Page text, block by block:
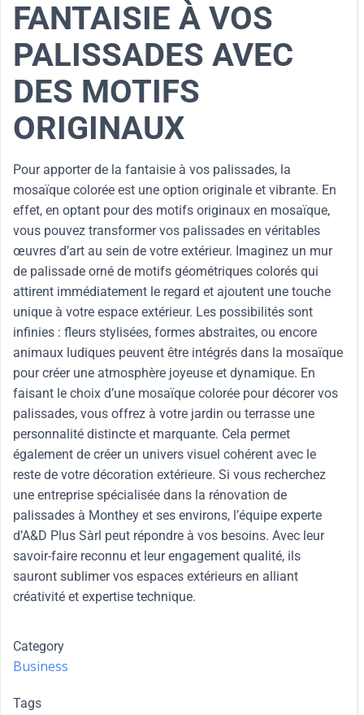
FANTAISIE À VOS
PALISSADES AVEC
DES MOTIFS
ORIGINAUX
Pour apporter de la fantaisie à vos palissades, la
mosaïque colorée est une option originale et vibrante. En
effet, en optant pour des motifs originaux en mosaïque,
vous pouvez transformer vos palissades en véritables
œuvres d’art au sein de votre extérieur. Imaginez un mur
de palissade orné de motifs géométriques colorés qui
attirent immédiatement le regard et ajoutent une touche
unique à votre espace extérieur. Les possibilités sont
infinies : fleurs stylisées, formes abstraites, ou encore
animaux ludiques peuvent être intégrés dans la mosaïque
pour créer une atmosphère joyeuse et dynamique. En
faisant le choix d’une mosaïque colorée pour décorer vos
palissades, vous offrez à votre jardin ou terrasse une
personnalité distincte et marquante. Cela permet
également de créer un univers visuel cohérent avec le
reste de votre décoration extérieure. Si vous recherchez
une entreprise spécialisée dans la rénovation de
palissades à Monthey et ses environs, l’équipe experte
d’A&D Plus Sàrl peut répondre à vos besoins. Avec leur
savoir-faire reconnu et leur engagement qualité, ils
sauront sublimer vos espaces extérieurs en alliant
créativité et expertise technique.
Category
Business
Tags